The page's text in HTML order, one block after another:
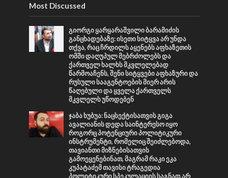
Most Discussed
გიორგი ყარყარაშვილი ბარამიძის
განცხადებაზე: ისეთი სიტყვა არ უნდა
თქვა, რაც ჩრდილს აყენებს აფხაზეთის
ომში დაღუპულ მებრძოლებს და
ქართველ ხალხს მკვლელებად
წარმოაჩენს, შენი სიტყვები აფხაზური და
რუსული სააგენტოების მიერ არის
წაღებული და ყველა ქართველს
მკვლელს უწოდებენ
ჯაბა ხუბუა: ნაცსექტისათვის გიგა
ავალიანის დედა საინტერესო იყო
როგორც პოტენციური პოლიტიკური
ინსტრუმენტი, რომელიც შეიძლებოდა,
თავიანთი მიზნებისათვის
გამოეყენებინათ, მაგრამ რაკი ეკა
კუპატაძემ თავისი ტრაგედია
პოლიტიკური სპეკულაციის საგნად არ